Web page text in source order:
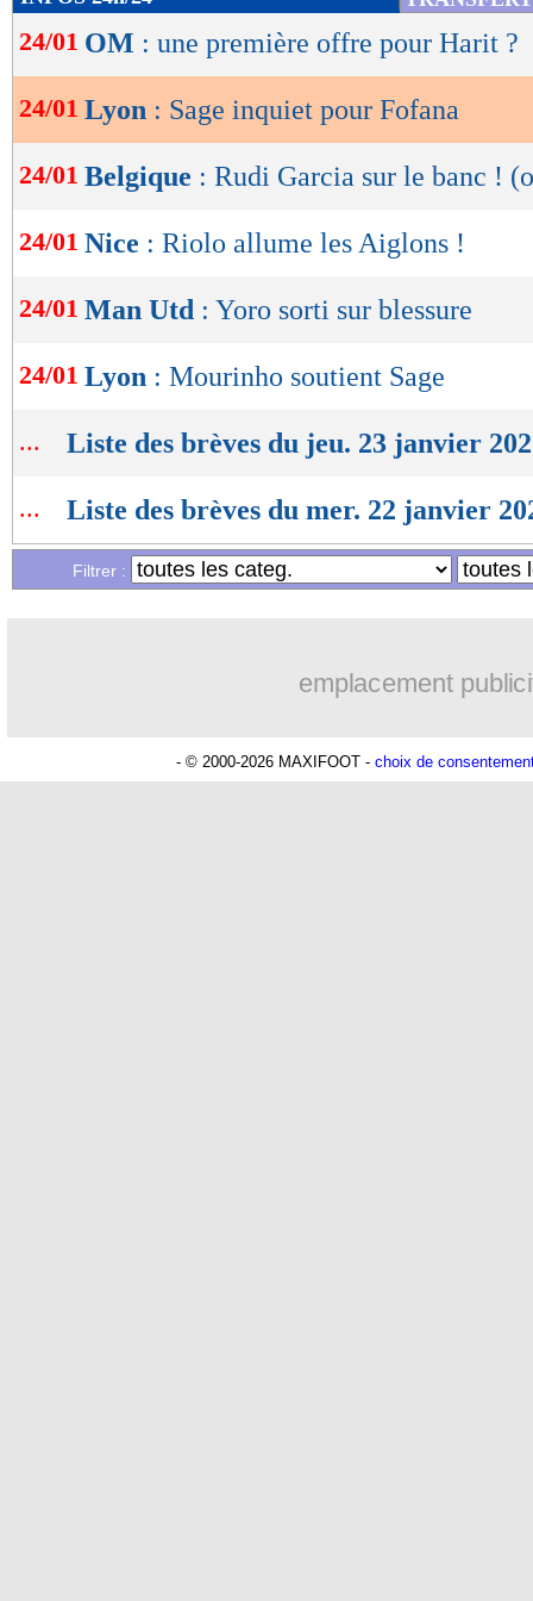
de
lecture
OK
24/01 OM : une première offre pour Harit ?
24/01 Lyon : Sage inquiet pour Fofana
24/01 Belgique : Rudi Garcia sur le banc !
24/01 Nice : Riolo allume les Aiglons !
24/01 Man Utd : Yoro sorti sur blessure
24/01 Lyon : Mourinho soutient Sage
... Liste des brèves du jeu. 23 janvier
... Liste des brèves du mer. 22 janvier
Filtrer :
emplacement
- © 2000-2026 MAXIFOOT - choix de